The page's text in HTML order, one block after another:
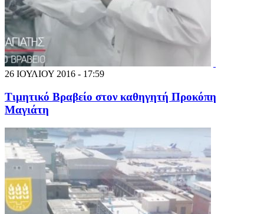
26 ΙΟΥΛΙΟΥ 2016 - 17:59
Τιμητικό Βραβείο στον καθηγητή Προκόπη
Μαγιάτη